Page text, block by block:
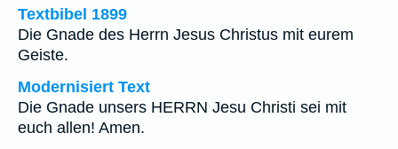
Textbibel 1899
Die Gnade des Herrn Jesus Christus mit eurem
Geiste.
Modernisiert Text
Die Gnade unsers HERRN Jesu Christi sei mit
euch allen! Amen.